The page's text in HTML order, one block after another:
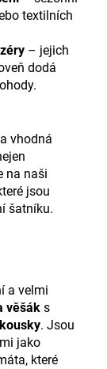
textilních
– jejich
dodá
vhodná
na naši
jsou
šatníku.
a velmi
věšák s
. Jsou
jako
které